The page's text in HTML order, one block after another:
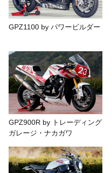
GPZ1100 by パワービルダー
GPZ900R by トレーディング
ガレージ・ナカガワ